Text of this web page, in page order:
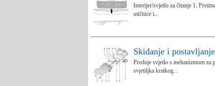
Interijer/svjetlo za čitanje 1.
utičnice i...
Skidanje i
Prednje svjetlo s mehanizmom
svjetiljka kratkog...